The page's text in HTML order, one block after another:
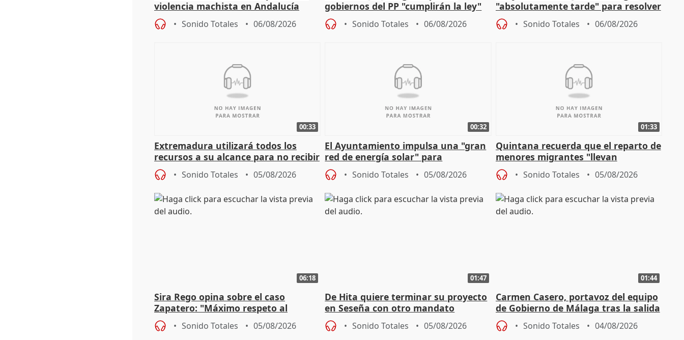
violencia machista en Andalucía
Sonido Totales 06/08/2026
gobiernos del PP "cumplirán la ley"
sobre los menores migrantes
Sonido Totales 06/08/2026
"absolutamente tarde" para resolver
problemas como Newcastle
Sonido Totales 06/08/2026
00:33
Extremadura utilizará todos los
recursos a su alcance para no recibir
más menores migrantes
Sonido Totales 05/08/2026
00:32
El Ayuntamiento impulsa una "gran
red de energía solar" para
autoconsumo
Sonido Totales 05/08/2026
01:33
Quintana recuerda que el reparto de
menores migrantes "llevan
aportación del Gobierno" central
Sonido Totales 05/08/2026
06:18
Sira Rego opina sobre el caso
Zapatero: "Máximo respeto al
proceso judicial"
Sonido Totales 05/08/2026
01:47
De Hita quiere terminar su proyecto
en Seseña con otro mandato
Sonido Totales 05/08/2026
01:44
Carmen Casero, portavoz del equipo
de Gobierno de Málaga tras la salida
de Pérez de Siles
Sonido Totales 04/08/2026